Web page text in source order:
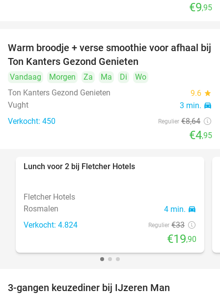
€9,95
43%
Warm broodje + verse smoothie voor afhaal bij
Ton Kanters Gezond Genieten
Vandaag Morgen Za Ma Di
Wo
Ton Kanters Gezond Genieten
9.6 star
Vught 3 min. directions_car
Verkocht: 450 Regulier €8,64
€4,95
Lunch voor 2 bij Fletcher Hotels
Fletcher Hotels
Rosmalen
4 min. directions_car
Verkocht: 4.824 Regulier €33
€19,90
3-gangen keuzediner bij IJzeren Man